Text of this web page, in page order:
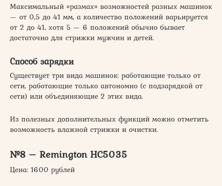
Максимальный «размах» возможностей разных машинок
— от 0,5 до 41 мм, а количество положений варьируется
от 2 до 41, хотя 5 — 6 положений обычно бывает
достаточно для стрижки мужчин и детей.
Способ зарядки
Существует три вида машинок: работающие только от
сети, работающие только автономно (с подзарядкой от
сети) или объединяющие 2 этих вида.
Из полезных дополнительных функций можно отметить
возможность влажной стрижки и очистки.
№8 – Remington HC5035
Цена: 1600 рублей